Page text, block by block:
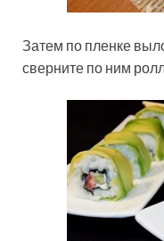
Затем по пленке
сверните по ним